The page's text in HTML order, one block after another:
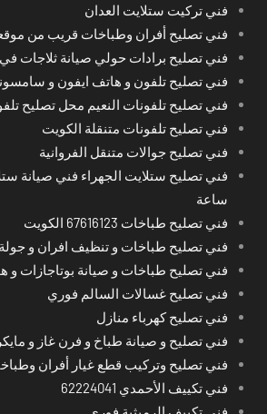
فني تركيت ستلايت العدان
فني تصليح أفران وطباخات قريب من
فني تصليح برادات حولي صيانة ثلاجات
فني تصليح تلفون و هاتف ايفون و
فني تصليح تلفونات النعيم محل تصليح
فني تصليح تلفونات متنقلة الكويت
فني تصليح جوالات متنقل الفروانية
ساعة
فني تصليح طباخات 67616123 الكويت
فني تصليح طباخات و تنظيف افران و
فني تصليح طباخات و صيانة بوتاجازات و
فني تصليح غسالات السالم فوري
فني تصليح كهرباء منازل
فني تصليح و صيانة طباخ و فرن غاز و
فني تصليح وتركيب قطع غيار أفران
فني تكييف الأحمدي 62224041